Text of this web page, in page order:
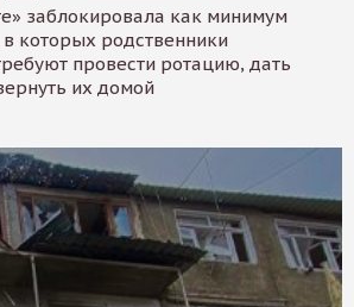
заблокировала как минимум
в которых родственники
провести ротацию, дать
их домой